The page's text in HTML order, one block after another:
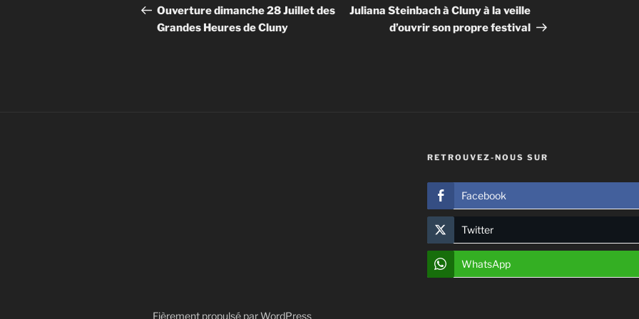
de
l’article
précédent
Ouverture dimanche 28 Juillet des
Grandes Heures de Cluny
suivant
Juliana Steinbach à Cluny à la veille
d’ouvrir son propre festival
RETROUVEZ-NOUS SUR
Facebook
Twitter
WhatsApp
Fièrement propulsé par WordPress